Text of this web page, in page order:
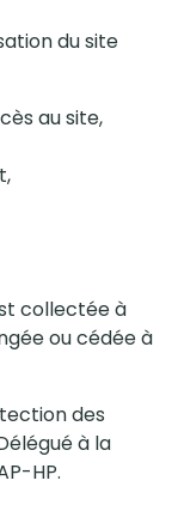
du site
au site,
collectée à
ou cédée à
des
à la
HP.